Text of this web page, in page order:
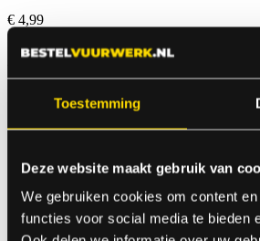
Toestemming
Deze website maakt gebruik van
We gebruiken cookies om content
functies voor social media te bieden
€ 4,99
Anderen bekeken ook